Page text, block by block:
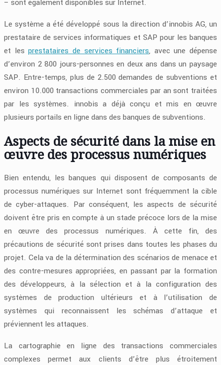
– sont également disponibles sur Internet.
Le système a été développé sous la direction d’innobis AG, un
prestataire de services informatiques et SAP pour les banques
et lesprestataires de services financiers, avec une dépense
d’environ 2 800 jours-personnes en deux ans dans un paysage
SAP. Entre-temps, plus de 2.500 demandes de subventions et
environ 10.000 transactions commerciales par an sont traitées
par les systèmes. innobis a déjà conçu et mis en œuvre
plusieurs portails en ligne dans des banques de subventions.
Aspects de sécurité dans la mise en
œuvre des processus numériques
Bien entendu, les banques qui disposent de composants de
processus numériques sur Internet sont fréquemment la cible
de cyber-attaques. Par conséquent, les aspects de sécurité
doivent être pris en compte à un stade précoce lors de la mise
en œuvre des processus numériques. À cette fin, des
précautions de sécurité sont prises dans toutes les phases du
projet. Cela va de la détermination des scénarios de menace et
des contre-mesures appropriées, en passant par la formation
des développeurs, à la sélection et à la configuration des
systèmes de production ultérieurs et à l’utilisation de
systèmes qui reconnaissent les schémas d’attaque et
préviennent les attaques.
La cartographie en ligne des transactions commerciales
complexes permet aux clients d’être plus étroitement